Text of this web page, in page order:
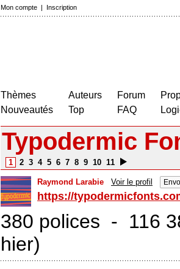
Mon compte | Inscription
Thèmes
Nouveautés
Auteurs
Top
Forum
FAQ
Typodermic
1 2 3 4 5 6 7 8 9 10 11
Raymond Larabie Voir le profil
https://
380 polices - 116
hier)